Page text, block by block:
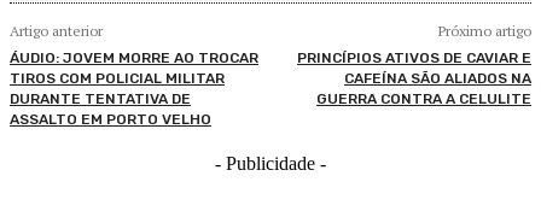
Artigo anterior
ÁUDIO: JOVEM MORRE AO TROCAR
TIROS COM POLICIAL MILITAR
DURANTE TENTATIVA DE
ASSALTO EM PORTO VELHO
Próximo artigo
PRINCÍPIOS ATIVOS DE CAVIAR E
CAFEÍNA SÃO ALIADOS NA
GUERRA CONTRA A CELULITE
- Publicidade -